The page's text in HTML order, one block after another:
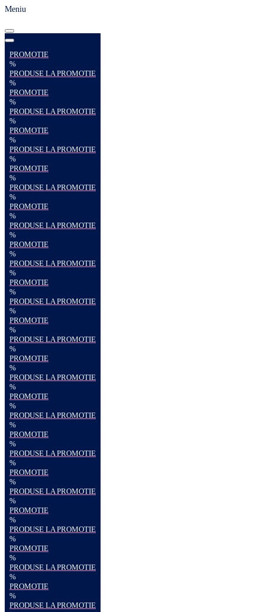
Meniu
PROMOTIE
%
PRODUSE LA PROMOTIE
%
PROMOTIE
%
PRODUSE LA PROMOTIE
%
PROMOTIE
%
PRODUSE LA PROMOTIE
%
PROMOTIE
%
PRODUSE LA PROMOTIE
%
PROMOTIE
%
PRODUSE LA PROMOTIE
%
PROMOTIE
%
PRODUSE LA PROMOTIE
%
PROMOTIE
%
PRODUSE LA PROMOTIE
%
PROMOTIE
%
PRODUSE LA PROMOTIE
%
PROMOTIE
%
PRODUSE LA PROMOTIE
%
PROMOTIE
%
PRODUSE LA PROMOTIE
%
PROMOTIE
%
PRODUSE LA PROMOTIE
%
PROMOTIE
%
PRODUSE LA PROMOTIE
%
PROMOTIE
%
PRODUSE LA PROMOTIE
%
PROMOTIE
%
PRODUSE LA PROMOTIE
%
PROMOTIE
%
PRODUSE LA PROMOTIE